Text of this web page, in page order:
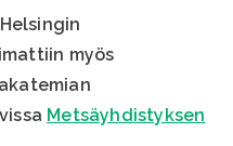
myös
Metsäyhdistyksen